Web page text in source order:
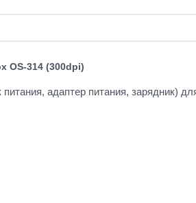
OS-314 (300dpi)
питания, адаптер питания, зарядник)